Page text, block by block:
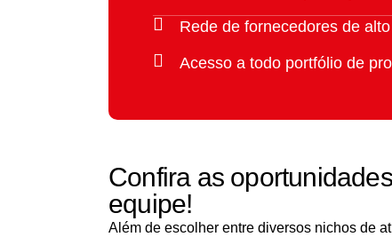
Rede de fornecedores de
Acesso a todo portfólio de
Confira as
equipe!
Além de escolher entre diversos nichos de